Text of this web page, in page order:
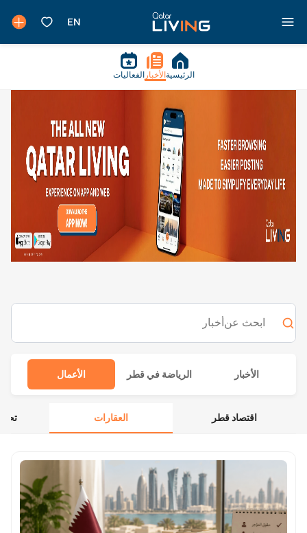
الرئيسية الأخبار الفعاليات
ابحث عنأخبار
الأخبار الرياضة في قطر الأعمال
اقتصاد قطر العقارات